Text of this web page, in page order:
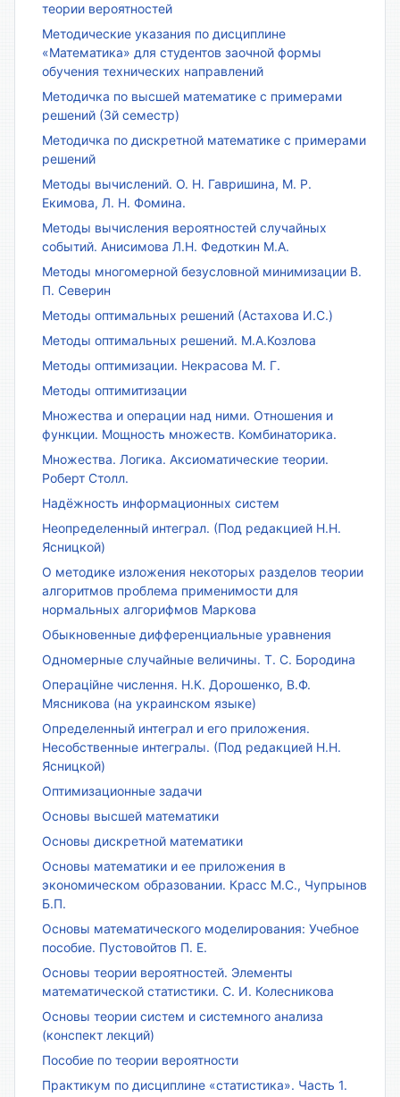
теории вероятностей
Методические указания по дисциплине
«Математика» для студентов заочной формы
обучения технических направлений
Методичка по высшей математике с примерами
решений (3й семестр)
Методичка по дискретной математике с примерами
решений
Методы вычислений. О. Н. Гавришина, М. Р.
Екимова, Л. Н. Фомина.
Методы вычисления вероятностей случайных
событий. Анисимова Л.Н. Федоткин М.А.
Методы многомерной безусловной минимизации В.
П. Северин
Методы оптимальных решений (Астахова И.С.)
Методы оптимальных решений. М.А.Козлова
Методы оптимизации. Некрасова М. Г.
Методы оптимитизации
Множества и операции над ними. Отношения и
функции. Мощность множеств. Комбинаторика.
Множества. Логика. Аксиоматические теории.
Роберт Столл.
Надёжность информационных систем
Неопределенный интеграл. (Под редакцией Н.Н.
Ясницкой)
О методике изложения некоторых разделов теории
алгоритмов проблема применимости для
нормальных алгорифмов Маркова
Обыкновенные дифференциальные уравнения
Одномерные случайные величины. Т. С. Бородина
Операційне числення. Н.К. Дорошенко, В.Ф.
Мясникова (на украинском языке)
Определенный интеграл и его приложения.
Несобственные интегралы. (Под редакцией Н.Н.
Ясницкой)
Оптимизационные задачи
Основы высшей математики
Основы дискретной математики
Основы математики и ее приложения в
экономическом образовании. Красс М.С., Чупрынов
Б.П.
Основы математического моделирования: Учебное
пособие. Пустовойтов П. Е.
Основы теории вероятностей. Элементы
математической статистики. С. И. Колесникова
Основы теории систем и системного анализа
(конспект лекций)
Пособие по теории вероятности
Практикум по дисциплине «статистика». Часть 1.